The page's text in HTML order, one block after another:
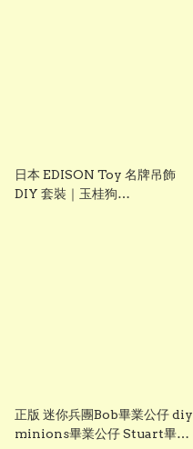
日本 EDISON Toy 名牌吊飾
DIY 套裝｜玉桂狗
正版 迷你兵團Bob畢業公仔 diy
minions畢業公仔 Stuart畢業